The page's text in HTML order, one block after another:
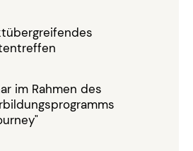
im Rahmen des